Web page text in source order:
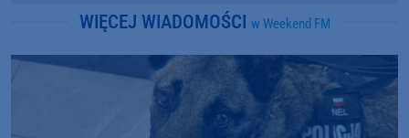
WIĘCEJ WIADOMOŚCI w Weekend FM